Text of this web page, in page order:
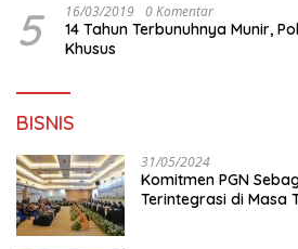
5 16/03/2019 0 Komentar
14 Tahun Terbunuhnya Munir,
Khusus
BISNIS
31/05/2024
Komitmen PGN
Terintegrasi di Masa